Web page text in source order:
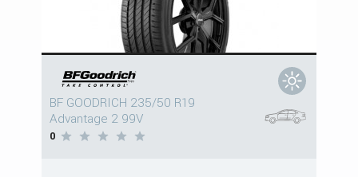
BF GOODRICH 235/50 R19
Advantage 2 99V
0